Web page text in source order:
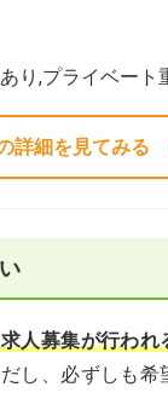
り,プライベート
詳細を見てみる
人募集が行わ
し、必ずしも